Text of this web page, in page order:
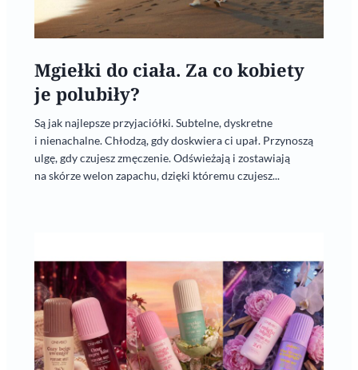
Mgiełki do ciała. Za co kobiety
je polubiły?
Są jak najlepsze przyjaciółki. Subtelne, dyskretne
i nienachalne. Chłodzą, gdy doskwiera ci upał. Przynoszą
ulgę, gdy czujesz zmęczenie. Odświeżają i zostawiają
na skórze welon zapachu, dzięki któremu czujesz...